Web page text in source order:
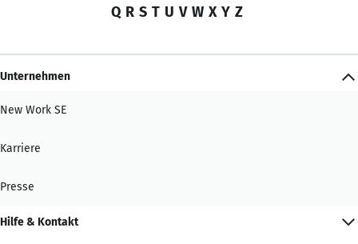
Q R S T U V W X Y Z
Unternehmen
New Work SE
Karriere
Presse
Hilfe & Kontakt